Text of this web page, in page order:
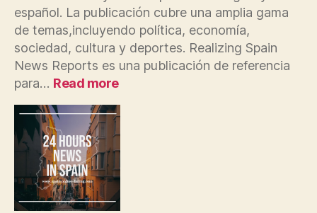
español. La publicación cubre una amplia gama
de temas,incluyendo política, economía,
sociedad, cultura y deportes. Realizing Spain
News Reports es una publicación de referencia
para… Read more:
Spain
una
publicación